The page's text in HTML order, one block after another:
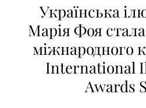
Українська
Марія Фоя
міжнародного
International
Awards